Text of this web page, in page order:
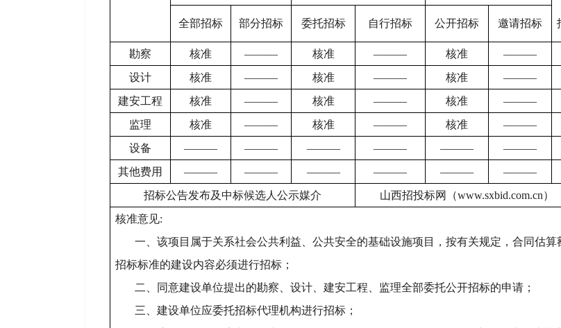
全部招标 部分招标 委托招标 自行招标 公开招标 邀请招标
勘察 核准 ――― 核准 ――― 核准 ―――
设计
核准 ――― 核准 ――― 核准 ―――
建安工程
核准 ――― 核准 ――― 核准 ―――
监理
核准 ――― 核准 ――― 核准 ―――
设备
――― ――― ――― ――― ――― ―――
其他费用
――― ――― ――― ――― ――― ―――
招标公告发布及中标候选人公示媒介
山西招投标网（www.sxbid.com.cn）
核准意见:
一、该项目属于关系社会公共利益、公共安全的基础设施项目，按有关规定，合同估算
招标标准的建设内容必须进行招标；
二、同意建设单位提出的勘察、设计、建安工程、监理全部委托公开招标的申请；
三、建设单位应委托招标代理机构进行招标；